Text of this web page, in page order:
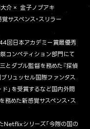
介× 金子ノブアキ
サスペンス・スリラー
44回日本アカデミー賞最優秀
コンペティション部門にて
とダブル監督を務めた『探偵
リュッセル国際ファンタス
ド」を受賞するなど国内外問
務めた新感覚サスペンス・ス
たNetflixシリーズ「今際の国の